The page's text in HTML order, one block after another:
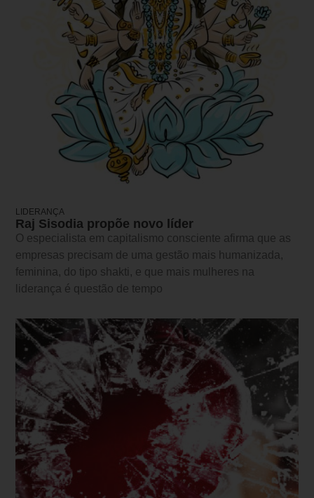
LIDERANÇA
Raj Sisodia propõe novo líder
O especialista em capitalismo consciente afirma que as
empresas precisam de uma gestão mais humanizada,
feminina, do tipo shakti, e que mais mulheres na
liderança é questão de tempo